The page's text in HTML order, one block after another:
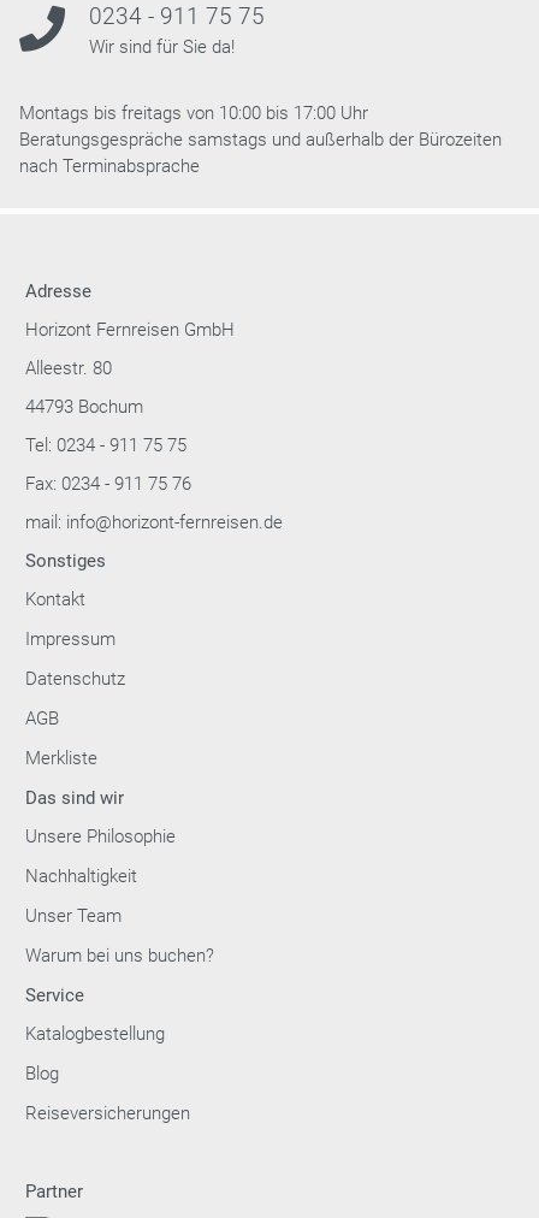
0234 - 911 75 75
Wir sind für Sie da!
Montags bis freitags von 10:00 bis 17:00 Uhr
Beratungsgespräche samstags und außerhalb der Bürozeiten
nach Terminabsprache
Adresse
Horizont Fernreisen GmbH
Alleestr. 80
44793 Bochum
Tel: 0234 - 911 75 75
Fax: 0234 - 911 75 76
mail: info@horizont-fernreisen.de
Sonstiges
Kontakt
Impressum
Datenschutz
AGB
Merkliste
Das sind wir
Unsere Philosophie
Nachhaltigkeit
Unser Team
Warum bei uns buchen?
Service
Katalogbestellung
Blog
Reiseversicherungen
Partner